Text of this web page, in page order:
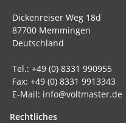
Dickenreiser Weg 18d
87700 Memmingen
Deutschland
Tel.: +49 (0) 8331 990955
Fax: +49 (0) 8331 9913343
E-Mail: info@voltmaster.de
Rechtliches